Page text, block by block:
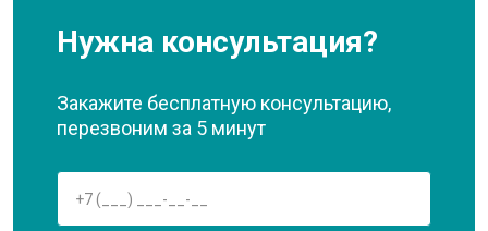
Нужна консультация?
Закажите бесплатную консультацию,
перезвоним за 5 минут